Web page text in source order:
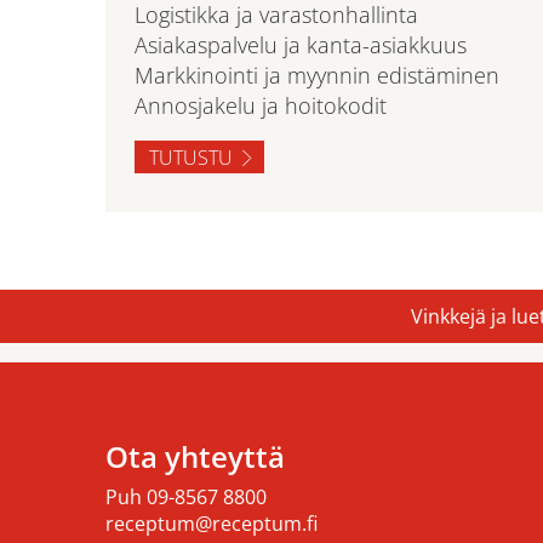
Logistikka ja varastonhallinta
Asiakaspalvelu ja kanta-asiakkuus
Markkinointi ja myynnin edistäminen
Annosjakelu ja hoitokodit
TUTUSTU
Vinkkejä ja
Ota yhteyttä
Puh 09-8567 8800
receptum@receptum.fi